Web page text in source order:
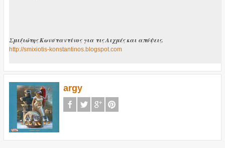
Σμιξιώτης Κωνσταντίνος για τις Αιχμές και απόψεις.
http://smixiotis-konstantinos.blogspot.com
argy